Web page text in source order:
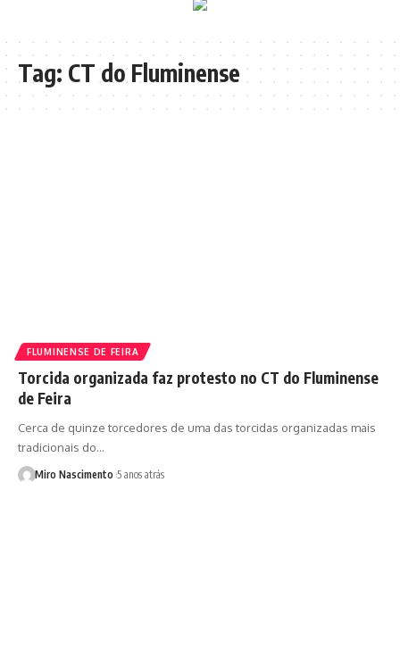
Tag: CT do Fluminense
FLUMINENSE DE FEIRA
Torcida organizada faz protesto no CT do Fluminense
de Feira
Cerca de quinze torcedores de uma das torcidas organizadas mais
tradicionais do…
Miro Nascimento 5 anos atrás